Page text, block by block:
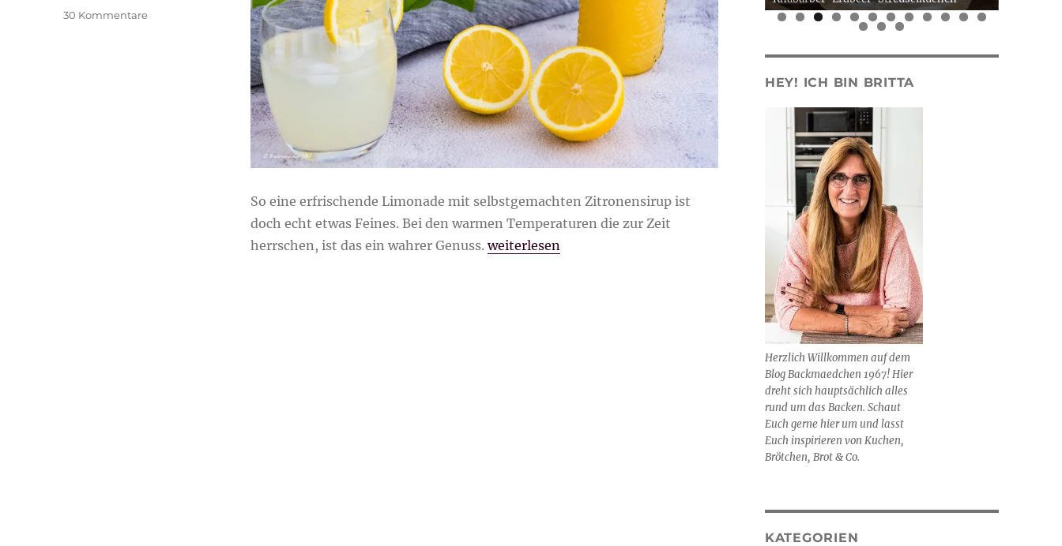
So eine erfrischende Limonade mit selbstgemachten Zitronensirup ist
doch echt etwas Feines. Bei den warmen Temperaturen die zur Zeit
herrschen, ist das ein wahrer Genuss.„Zitronensirup selber machen“
weiterlesen
30 Kommentarezu
0
1 2
3 4 5
HEY! ICH BIN BRITTA
Herzlich Willkommen auf dem
Blog Backmaedchen 1967! Hier
dreht sich hauptsächlich alles
rund um das Backen. Schaut
Euch gerne hier um und lasst
Euch inspirieren von Kuchen,
Brötchen, Brot & Co.
KATEGORIEN